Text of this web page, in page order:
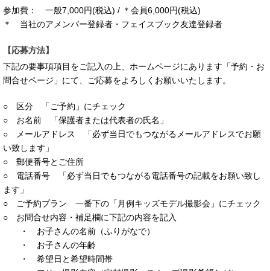
参加費： 一般7,000円(税込) / ＊会員6,000円(税込)
＊ 当社のアメンバー登録者・フェイスブック友達登録者
【応募方法】
下記の要事項項目をご記入の上、ホームページにあります「予約・お
問合せページ」にて、ご応募をよろしくお願いいたします。
○ 区分 「ご予約」にチェック
○ お名前 「保護者または代表者の氏名」
○ メールアドレス 「必ず当日でもつながるメールアドレスでお願
い致します」
○ 郵便番号とご住所
○ 電話番号 「必ず当日でもつながる電話番号の記載をお願い致し
ます」
○ ご予約プラン 一番下の「月例キッズモデル撮影会」にチェック
○ お問合せ内容・補足欄に下記の内容を記入
・ お子さんの名前（ふりがなで）
・ お子さんの年齢
・ 希望日と希望時間帯